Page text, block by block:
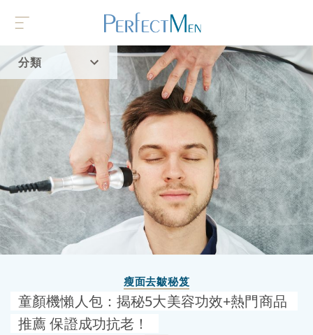
分類
首頁
流行趨勢
瘦面去皺秘笈
童顏機懶人包：揭秘5大美容功效+熱門商品
推薦 保證成功抗老！